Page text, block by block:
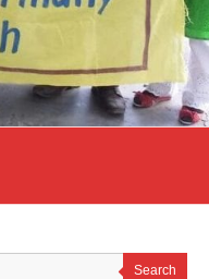
Search